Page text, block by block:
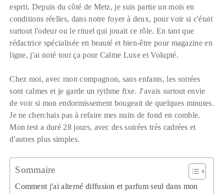
esprit. Depuis du côté de Metz, je suis partie un mois en
conditions réelles, dans notre foyer à deux, pour voir si c'était
surtout l'odeur ou le rituel qui jouait ce rôle. En tant que
rédactrice spécialisée en beauté et bien-être pour magazine en
ligne, j'ai noté tout ça pour Calme Luxe et Volupté.
Chez moi, avec mon compagnon, sans enfants, les soirées
sont calmes et je garde un rythme fixe. J'avais surtout envie
de voir si mon endormissement bougeait de quelques minutes.
Je ne cherchais pas à refaire mes nuits de fond en comble.
Mon test a duré 28 jours, avec des soirées très cadrées et
d'autres plus simples.
Sommaire
Comment j'ai alterné diffusion et parfum seul dans mon